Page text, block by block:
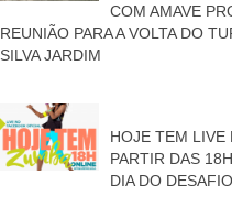
COM AMAVE
REUNIÃO PARA A VOLTA DO
SILVA JARDIM
HOJE TEM LIVE
PARTIR DAS
DIA DO